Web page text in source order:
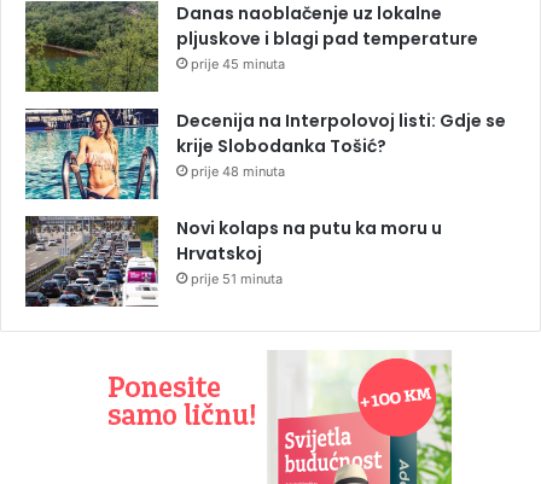
Danas naoblačenje uz lokalne
pljuskove i blagi pad temperature
prije 45 minuta
Decenija na Interpolovoj listi: Gdje se
krije Slobodanka Tošić?
prije 48 minuta
Novi kolaps na putu ka moru u
Hrvatskoj
prije 51 minuta